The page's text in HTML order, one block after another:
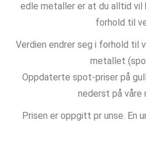
edle metaller er at du alltid vil
forhold til
Verdien endrer seg i forhold til
metallet
Oppdaterte spot-priser på
nederst på våre
Prisen er oppgitt pr unse. En